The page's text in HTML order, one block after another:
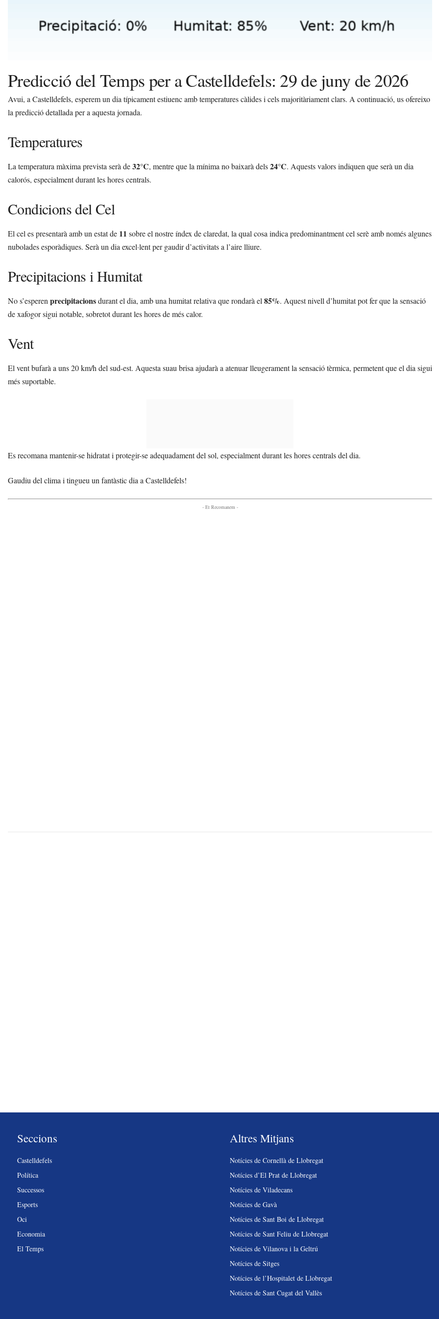
Predicció del Temps per a Castelldefels: 29 de juny de 2026
Avui, a Castelldefels, esperem un dia típicament estiuenc amb temperatures càlides i cels majoritàriament clars. A continuació, us ofereixo
la predicció detallada per a aquesta jornada.
Temperatures
La temperatura màxima prevista serà de32°C, mentre que la mínima no baixarà dels24°C. Aquests valors indiquen que serà un dia
calorós, especialment durant les hores centrals.
Condicions del Cel
El cel es presentarà amb un estat de 11 sobre el nostre índex de claredat, la qual cosa indica predominantment cel serè amb només algunes
nubolades esporàdiques. Serà un dia excel·lent per gaudir d’activitats a l’aire lliure.
Precipitacions i Humitat
No s’esperen precipitacionsdurant el dia, amb una humitat relativa que rondarà el 85%. Aquest nivell d’humitat pot fer que la sensació
de xafogor sigui notable, sobretot durant les hores de més calor.
Vent
El vent bufarà a uns 20 km/h del sud-est. Aquesta suau brisa ajudarà a atenuar lleugerament la sensació tèrmica, permetent que el dia sigui
més suportable.
Es recomana mantenir-se hidratat i protegir-se adequadament del sol, especialment durant les hores centrals del dia.
Gaudiu del clima i tingueu un fantàstic dia a Castelldefels!
- Et Recomanem -
Seccions
Castelldefels
Política
Successos
Esports
Oci
Economia
El Temps
Altres Mitjans
Notícies de Cornellà de Llobregat
Notícies d’El Prat de Llobregat
Notícies de Viladecans
Notícies de Gavà
Notícies de Sant Boi de Llobregat
Notícies de Sant Feliu de Llobregat
Notícies de Vilanova i la Geltrú
Notícies de Sitges
Notícies de l’Hospitalet de Llobregat
Notícies de Sant Cugat del Vallès